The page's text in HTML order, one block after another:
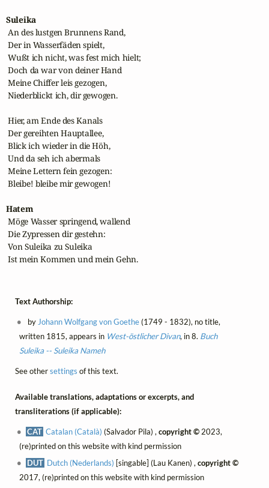
Suleika
An des lustgen Brunnens Rand,
Der in Wasserfäden spielt,
Wußt ich nicht, was fest mich hielt;
Doch da war von deiner Hand
Meine Chiffer leis gezogen,
Niederblickt ich, dir gewogen.
Hier, am Ende des Kanals
Der gereihten Hauptallee,
Blick ich wieder in die Höh,
Und da seh ich abermals
Meine Lettern fein gezogen:
Bleibe! bleibe mir gewogen!
Hatem
Möge Wasser springend, wallend
Die Zypressen dir gestehn:
Von Suleika zu Suleika
Ist mein Kommen und mein Gehn.
Text Authorship:
by Johann Wolfgang von Goethe(1749 - 1832), no title,
written 1815, appears in West-östlicher Divan, in 8. Buch
Suleika -- Suleika Nameh
See othersettings of this text.
Available translations, adaptations or excerpts, and
transliterations (if applicable):
CAT Catalan (Català) (Salvador Pila) ,copyright © 2023,
(re)printed on this website with kind permission
DUT Dutch (Nederlands) [singable] (Lau Kanen) ,copyright ©
2017, (re)printed on this website with kind permission